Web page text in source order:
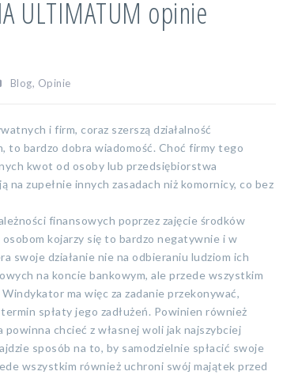
ULTIMATUM opinie
Blog, Opinie
i firm, coraz szerszą działalność
to bardzo dobra wiadomość. Choć firmy tego
kwot od osoby lub przedsiębiorstwa
na zupełnie innych zasadach niż komornicy, co bez
finansowych poprzez zajęcie środków
kojarzy się to bardzo negatywnie i w
swoje działanie nie na odbieraniu ludziom ich
na koncie bankowym, ale przede wszystkim
ma więc za zadanie przekonywać,
spłaty jego zadłużeń. Powinien również
powinna chcieć z własnej woli jak najszybciej
sposób na to, by samodzielnie spłacić swoje
wszystkim również uchroni swój majątek przed